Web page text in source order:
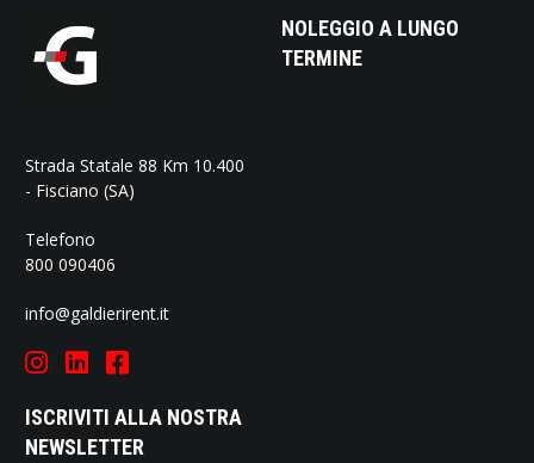
Strada Statale 88 Km 10.400
- Fisciano (SA)
Telefono
800 090406
info@galdierirent.it
ISCRIVITI ALLA NOSTRA
NEWSLETTER
NOLEGGIO A LUNGO
TERMINE